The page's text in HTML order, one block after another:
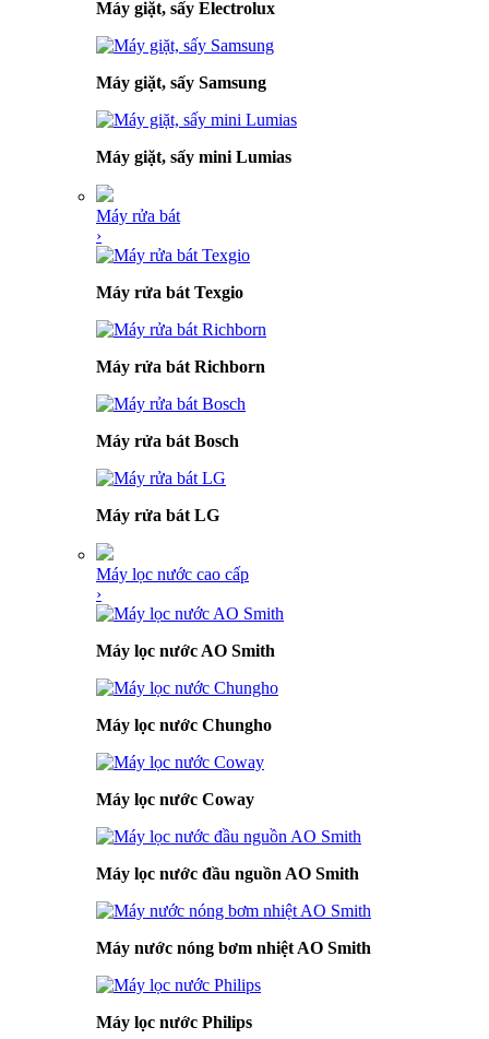
Máy giặt, sấy Electrolux
Máy giặt, sấy Samsung
Máy giặt, sấy mini Lumias
Máy rửa bát
›
Máy rửa bát Texgio
Máy rửa bát Richborn
Máy rửa bát Bosch
Máy rửa bát LG
Máy lọc nước cao cấp
›
Máy lọc nước AO Smith
Máy lọc nước Chungho
Máy lọc nước Coway
Máy lọc nước đầu nguồn AO Smith
Máy nước nóng bơm nhiệt AO Smith
Máy lọc nước Philips